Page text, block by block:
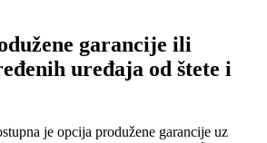
garancije ili
uređaja od štete i
je opcija produžene garancije uz